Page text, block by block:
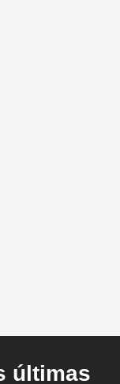
últimas